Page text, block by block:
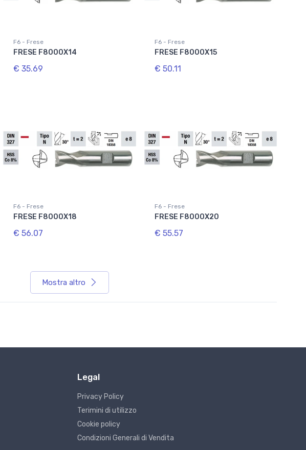
F6 - Frese
FRESE F8000X14
€ 35.69
F6 - Frese
FRESE F8000X15
€ 50.11
F6 - Frese
FRESE F8000X18
€ 56.07
F6 - Frese
FRESE F8000X20
€ 55.57
Mostra altro
Legal
Privacy Policy
Terimini di utilizzo
Cookie policy
Condizioni Generali di Vendita